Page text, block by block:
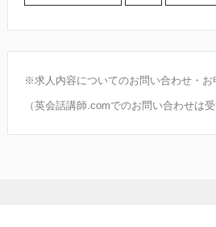
※求人内容についてのお問い合わせ・お
（英会話講師.comでのお問い合わせは